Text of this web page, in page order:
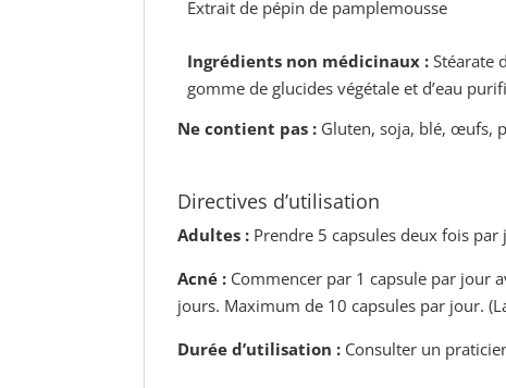
Extrait de pépin de pamplemousse
Ingrédients non médicinaux :Stéarate
gomme de glucides végétale et d’eau
Ne contient pas : Gluten, soja, blé, œufs,
Directives d’utilisation
Adultes : Prendre 5 capsules deux fois
Acné : Commencer par 1 capsule par jour
jours. Maximum de 10 capsules par jour.
Durée d’utilisation : Consulter un